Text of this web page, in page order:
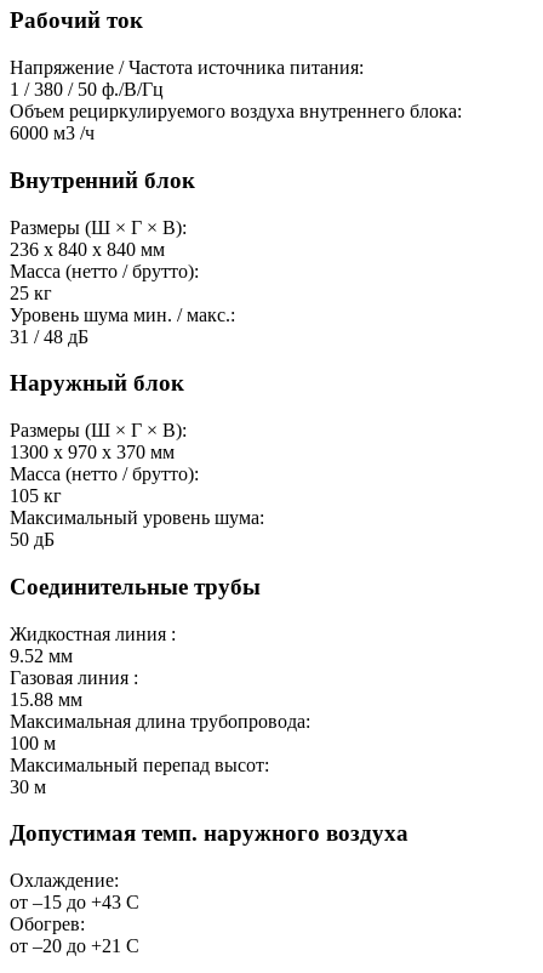
Рабочий ток
Напряжение / Частота источника питания:
1 / 380 / 50 ф./В/Гц
Объем рециркулируемого воздуха внутреннего блока:
6000 м3 /ч
Внутренний блок
Размеры (Ш × Г × В):
236 х 840 х 840 мм
Масса (нетто / брутто):
25 кг
Уровень шума мин. / макс.:
31 / 48 дБ
Наружный блок
Размеры (Ш × Г × В):
1300 х 970 х 370 мм
Масса (нетто / брутто):
105 кг
Максимальный уровень шума:
50 дБ
Соединительные трубы
Жидкостная линия :
9.52 мм
Газовая линия :
15.88 мм
Максимальная длина трубопровода:
100 м
Максимальный перепад высот:
30 м
Допустимая темп. наружного воздуха
Охлаждение:
от –15 до +43 С
Обогрев:
от –20 до +21 С